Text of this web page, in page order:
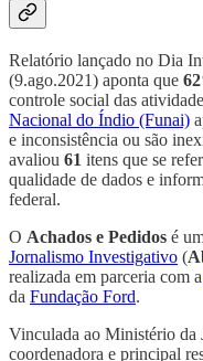
Relatório lançado no Dia
(9.ago.2021) aponta que
controle social das
Nacional do Índio (Funai)
e inconsistência ou são
avaliou 61 itens que se
qualidade de dados e
federal.
O Achados e Pedidos é
Jornalismo Investigativo (
realizada em parceria com a
da Fundação Ford.
Vinculada ao Ministério da
coordenadora e principal